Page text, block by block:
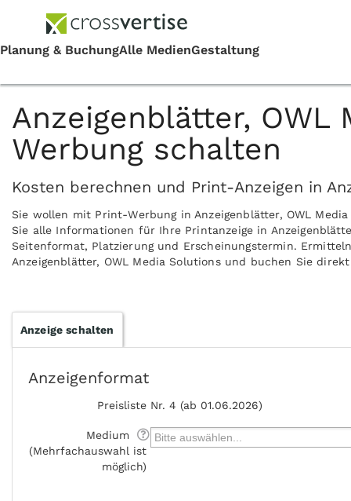
Anzeigenblätter,
Werbung schalten
Kosten berechnen und Print-Anzeigen in
Sie wollen mit Print-Werbung in Anzeigenblätter, OWL
Sie alle Informationen für Ihre Printanzeige in
Seitenformat, Platzierung und Erscheinungstermin.
Anzeigenblätter, OWL Media Solutions und buchen Sie
Anzeige schalten
Anzeigenformat
Preisliste Nr. 4 (ab 01.06.2026)
Medium
(Mehrfachauswahl ist
möglich)